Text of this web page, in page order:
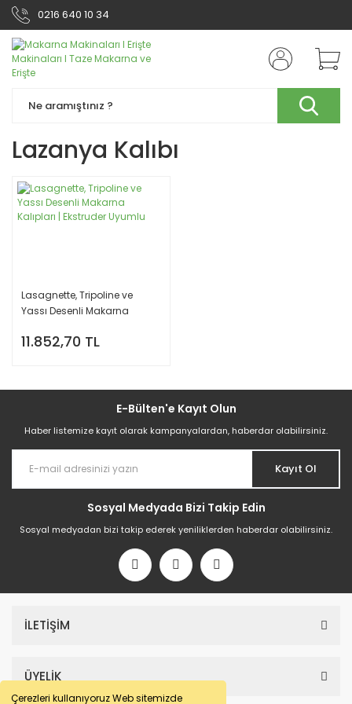
Çerezleri kullanıyoruz Web sitemizde
0216 640 10 34
Lazanya Kalıbı
Lasagnette, Tripoline ve
Yassı Desenli Makarna
11.852,70 TL
E-Bülten'e Kayıt Olun
Haber listemize kayıt olarak kampanyalardan, haberdar olabilirsiniz.
Kayıt Ol
Sosyal Medyada Bizi Takip Edin
Sosyal medyadan bizi takip ederek yeniliklerden haberdar olabilirsiniz.
İLETİŞİM
ÜYELİK